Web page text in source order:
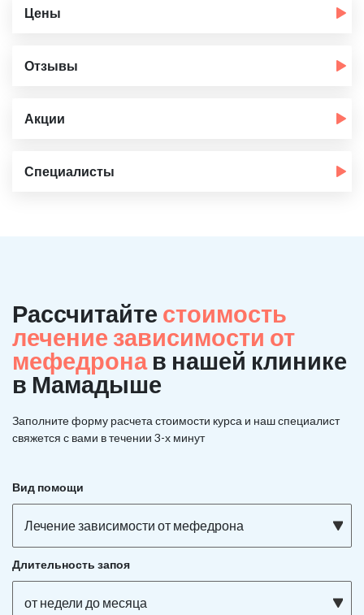
Цены
Отзывы
Акции
Специалисты
Рассчитайте стоимость
лечение зависимости от
мефедрона в нашей клинике
в Мамадыше
Заполните форму расчета стоимости курса и наш специалист
свяжется с вами в течении 3-х минут
Вид помощи
Лечение зависимости от мефедрона
Длительность запоя
от недели до месяца